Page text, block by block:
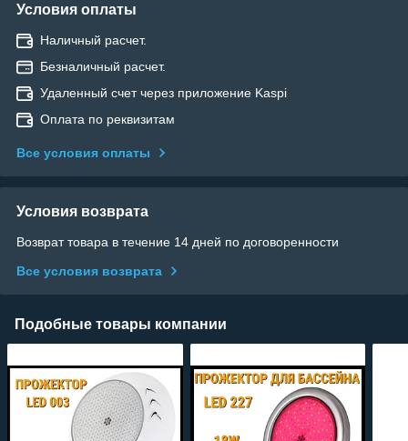
Условия оплаты
Наличный расчет.
Безналичный расчет.
Удаленный счет через приложение Kaspi
Оплата по реквизитам
Все условия оплаты
Условия возврата
Возврат товара в течение 14 дней по договоренности
Все условия возврата
Подобные товары компании